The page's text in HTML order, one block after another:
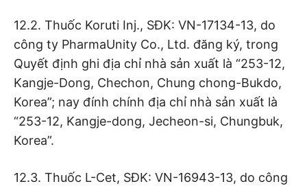
12.2. Thuốc Koruti Inj., SĐK: VN-17134-13, do
công ty PharmaUnity Co., Ltd. đăng ký, trong
Quyết định ghi địa chỉ nhà sản xuất là “253-12,
Kangje-Dong, Chechon, Chung chong-Bukdo,
Korea”; nay đính chính địa chỉ nhà sản xuất là
“253-12, Kangje-dong, Jecheon-si, Chungbuk,
Korea”.
12.3. Thuốc L-Cet, SĐK: VN-16943-13, do công